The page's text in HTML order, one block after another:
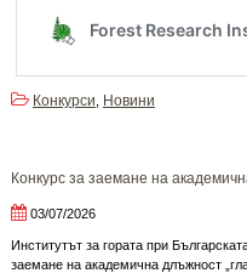
Конкурси Новини
Конкурс за заемане на
03/07/2026
Институтът за гората при
заемане на академична длъжност